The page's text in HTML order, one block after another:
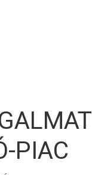
PIAC